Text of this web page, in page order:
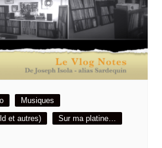
Musiques
et autres)
Sur ma platine…